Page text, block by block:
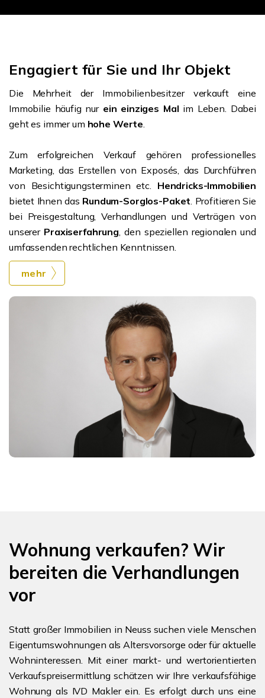
Engagiert für Sie und Ihr Objekt
Die Mehrheit der Immobilienbesitzer verkauft eine
Immobilie häufig nur ein einziges Mal im Leben. Dabei
geht es immer um hohe Werte.
Zum erfolgreichen Verkauf gehören professionelles
Marketing, das Erstellen von Exposés, das Durchführen
von Besichtigungsterminen etc. Hendricks-Immobilien
bietet Ihnen das Rundum-Sorglos-Paket. Profitieren Sie
bei Preisgestaltung, Verhandlungen und Verträgen von
unserer Praxiserfahrung, den speziellen regionalen und
umfassenden rechtlichen Kenntnissen.
mehr
Wohnung verkaufen? Wir
bereiten die Verhandlungen
vor
Statt großer Immobilien in Neuss suchen viele Menschen
Eigentumswohnungen als Altersvorsorge oder für aktuelle
Wohninteressen. Mit einer markt- und wertorientierten
Verkaufspreisermittlung schätzen wir Ihre verkaufsfähige
Wohnung als IVD Makler ein. Es erfolgt durch uns eine